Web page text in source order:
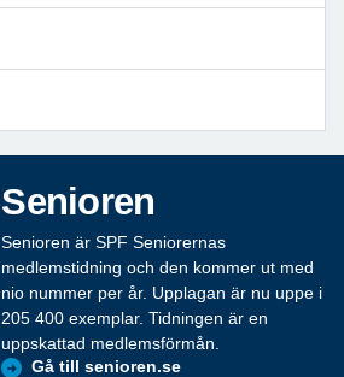
Senioren
Senioren är SPF Seniorernas
medlemstidning och den kommer ut med
nio nummer per år. Upplagan är nu uppe i
205 400 exemplar. Tidningen är en
uppskattad medlemsförmån.
Gå till senioren.se